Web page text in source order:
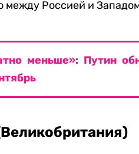
Россией и
меньше»: Путин